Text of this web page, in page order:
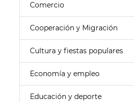
Comercio
Cooperación y Migración
Cultura y fiestas populares
Economía y empleo
Educación y deporte